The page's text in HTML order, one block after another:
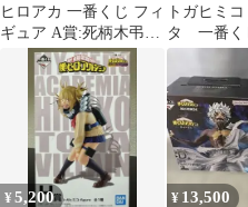
ヒロアカ 一番くじ フィ
ギュア A賞:死柄木弔
B賞:荼毘 C賞:トガヒ
トガヒミ
タ 一番く
¥5,200 ¥ 13,500